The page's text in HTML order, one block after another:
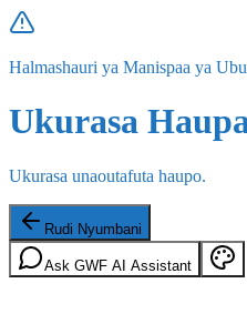
Halmashauri ya Manispaa ya
Ukurasa
Ukurasa unaoutafuta haupo.
Rudi Nyumbani
Ask GWF AI Assistant